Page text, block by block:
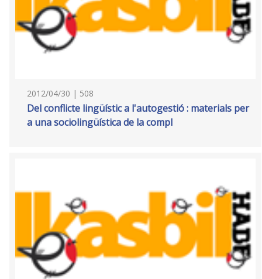
2012/04/30 | 508
Del conflicte lingüístic a l'autogestió : materials per
a una sociolingüística de la compl